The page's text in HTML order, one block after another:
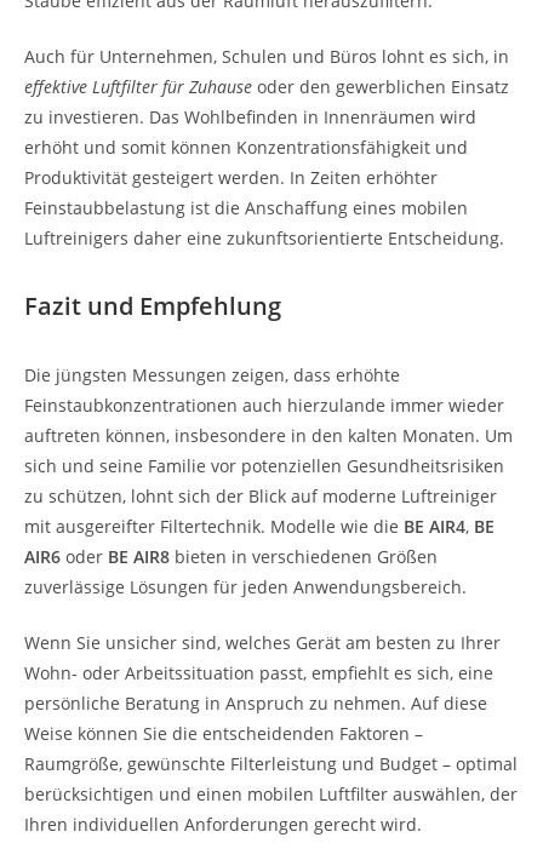
Auch für Unternehmen, Schulen und Büros lohnt es sich, in
effektive Luftfilter für Zuhause oder den gewerblichen Einsatz
zu investieren. Das Wohlbefinden in Innenräumen wird
erhöht und somit können Konzentrationsfähigkeit und
Produktivität gesteigert werden. In Zeiten erhöhter
Feinstaubbelastung ist die Anschaffung eines mobilen
Luftreinigers daher eine zukunftsorientierte Entscheidung.
Fazit und Empfehlung
Die jüngsten Messungen zeigen, dass erhöhte
Feinstaubkonzentrationen auch hierzulande immer wieder
auftreten können, insbesondere in den kalten Monaten. Um
sich und seine Familie vor potenziellen Gesundheitsrisiken
zu schützen, lohnt sich der Blick auf moderne Luftreiniger
mit ausgereifter Filtertechnik. Modelle wie die BE AIR4, BE
AIR6 oder BE AIR8 bieten in verschiedenen Größen
zuverlässige Lösungen für jeden Anwendungsbereich.
Wenn Sie unsicher sind, welches Gerät am besten zu Ihrer
Wohn- oder Arbeitssituation passt, empfiehlt es sich, eine
persönliche Beratung in Anspruch zu nehmen. Auf diese
Weise können Sie die entscheidenden Faktoren –
Raumgröße, gewünschte Filterleistung und Budget – optimal
berücksichtigen und einen mobilen Luftfilter auswählen, der
Ihren individuellen Anforderungen gerecht wird.